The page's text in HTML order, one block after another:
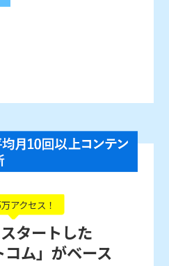
アクセス！
タートした
コム」がベース